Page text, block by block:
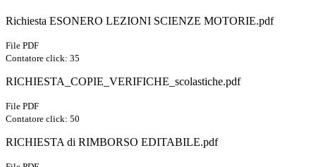
Richiesta ESONERO LEZIONI SCIENZE MOTORIE.pdf
File PDF
Contatore click: 35
RICHIESTA_COPIE_VERIFICHE_scolastiche.pdf
File PDF
Contatore click: 50
RICHIESTA di RIMBORSO EDITABILE.pdf